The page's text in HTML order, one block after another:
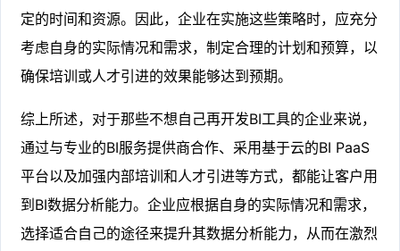
定的时间和资源。因此，企业在实施这些策略时，应充分
考虑自身的实际情况和需求，制定合理的计划和预算，以
确保培训或人才引进的效果能够达到预期。
综上所述，对于那些不想自己再开发BI工具的企业来说，
通过与专业的BI服务提供商合作、采用基于云的BI PaaS
平台以及加强内部培训和人才引进等方式，都能让客户用
到BI数据分析能力。企业应根据自身的实际情况和需求，
选择适合自己的途径来提升其数据分析能力，从而在激烈